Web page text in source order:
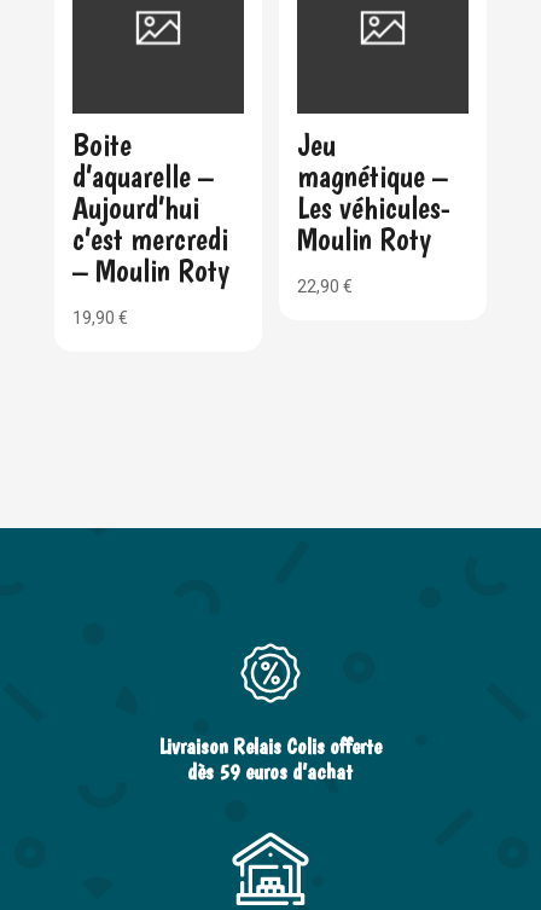
Boite
d’aquarelle –
Aujourd’hui
c’est mercredi
– Moulin Roty
19,90 €
Jeu
magnétique –
Les véhicules-
Moulin Roty
22,90€
Livraison Relais Colis offerte
dès 59 euros d’achat